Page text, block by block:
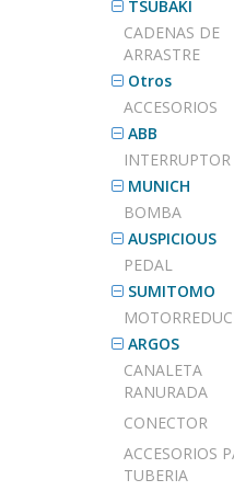
TSUBAKI
CADENAS DE
ARRASTRE
Otros
ACCESORIOS
ABB
INTERRUPTOR
MUNICH
BOMBA
AUSPICIOUS
PEDAL
SUMITOMO
ARGOS
CANALETA
RANURADA
CONECTOR
ACCESORIOS
TUBERIA